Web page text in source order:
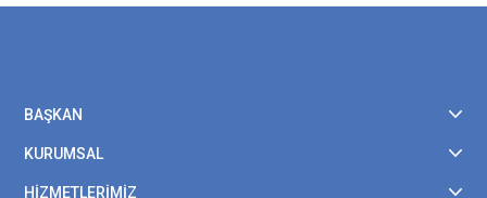
BAŞKAN
KURUMSAL
HİZMETLERİMİZ